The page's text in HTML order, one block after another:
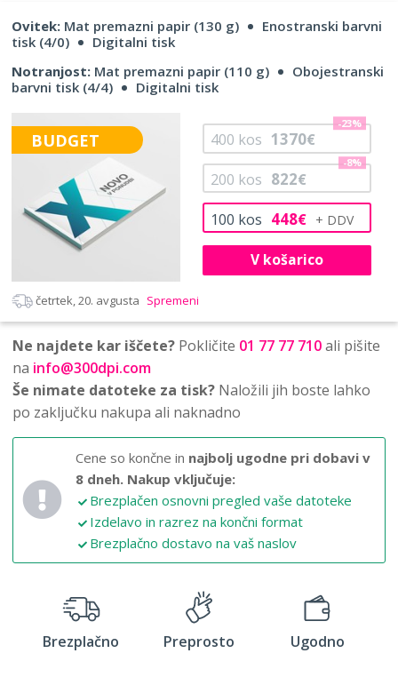
Ovitek: Mat premazni papir (130 g)
Enostranski barvni
tisk (4/0)
Digitalni tisk
Notranjost: Mat premazni papir (110 g)
Obojestranski
barvni tisk (4/4)
Digitalni tisk
BUDGET
100 kos 448€
200 kos 822€
-8%
400 kos 1370€
-23%
V košarico
četrtek, 20. avgusta Spremeni
Ne najdete kar iščete? Pokličite 01 77 77 710ali pišite
na info@300dpi.com
Še nimate datoteke za tisk? Naložili jih boste lahko
po zaključku nakupa ali naknadno
Cene so končne in najbolj ugodne pri dobavi v
8 dneh. Nakup vključuje:
Brezplačen osnovni pregled vaše datoteke
Izdelavo in razrez na končni format
Brezplačno dostavo na vaš naslov
Brezplačno Preprosto Ugodno